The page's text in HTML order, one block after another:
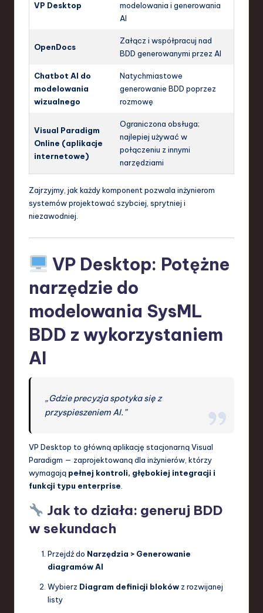
VP Desktop
modelowania i generowania
AI
OpenDocs
Załącz i współpracuj nad
BDD generowanymi przez AI
Chatbot AI do
modelowania
wizualnego
Natychmiastowe
generowanie BDD poprzez
rozmowę
Visual Paradigm
Online (aplikacje
internetowe)
Ograniczona obsługa;
najlepiej używać w
połączeniu z innymi
narzędziami
Zajrzyjmy, jak każdy komponent pozwala inżynierom
systemów projektować szybciej, sprytniej i
niezawodniej.
VP Desktop: Potężne
narzędzie do
modelowania SysML
BDD z wykorzystaniem
AI
„Gdzie precyzja spotyka się z
przyspieszeniem AI.”
VP Desktop to główną aplikację stacjonarną Visual
Paradigm — zaprojektowaną dla inżynierów, którzy
wymagają pełnej kontroli, głębokiej integracji i
funkcji typu enterprise.
Jak to działa: generuj BDD
w sekundach
Przejdź do Narzędzia > Generowanie
diagramów AI
Wybierz Diagram definicji bloków z rozwijanej
listy